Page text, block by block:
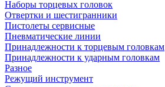
Наборы торцевых головок
Отвертки и шестигранники
Пистолеты сервисные
Пневматические линии
Принадлежности к торцевым головкам
Принадлежности к ударным головкам
Разное
Режущий инструмент